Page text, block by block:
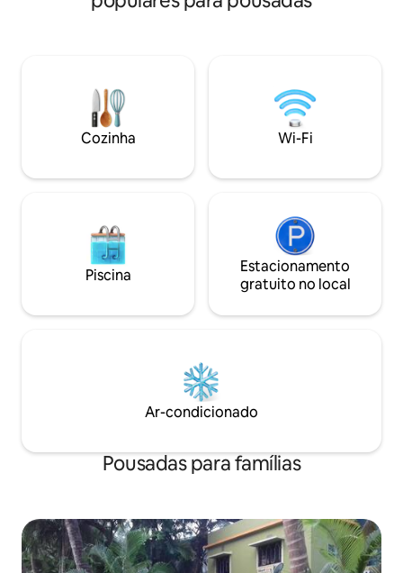
configuração de mini bar aconchegante
Propriedade que aceita animais de
estimação🐕🐶 Perfeito para viagens em
família, ocasiões especiais ou retiros
tranquilos perto de Sula Vineyards🍷e do
compartilha esta
reflete a
Ao contrário dos
modernos, a
generosamente
Mumbai.
Cozinha Wi-Fi
Piscina
Estacionamento
gratuito no local
Ar-condicionado
Pousadas para famílias